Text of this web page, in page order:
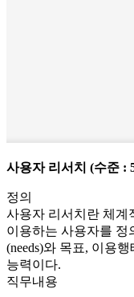
사용자 리서치 (수준 :
정의
사용자 리서치란 체계
이용하는 사용자를 정
(needs)와 목표, 이용
능력이다.
직무내용